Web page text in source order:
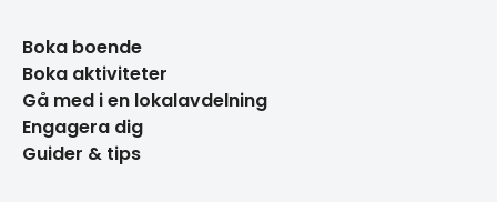
Boka boende
Boka aktiviteter
Gå med i en lokalavdelning
Engagera dig
Guider & tips